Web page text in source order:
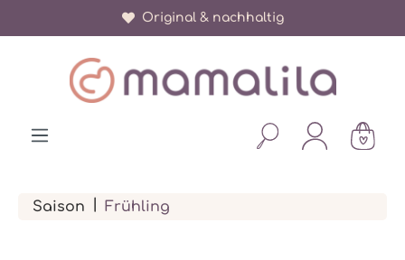
Original & nachhaltig
Über 150.000 zufriedene Eltern
Saison Frühling